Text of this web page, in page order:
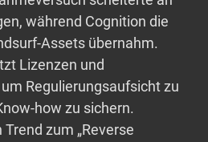
während Cognition die
Assets übernahm.
Lizenzen und
Regulierungsaufsicht zu
how zu sichern.
zum „Reverse